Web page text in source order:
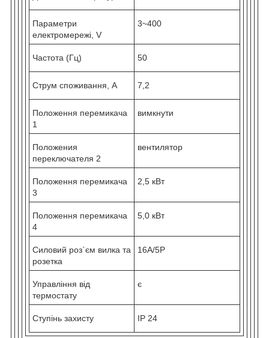
Параметри
електромережі, V
3~400
Частота (Гц) 50
Струм споживання, А 7,2
Положення перемикача
1
вимкнути
Положения
переключателя 2
вентилятор
Положення перемикача
3
2,5 кВт
Положення перемикача
4
5,0 кВт
Силовий роз`єм вилка та
розетка
16А/5Р
Управління від
термостату
є
Ступінь захисту IP 24